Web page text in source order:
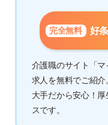
完全無料 好
介護職のサイト「
求人を無料でご紹介
大手だから安心！
スです。